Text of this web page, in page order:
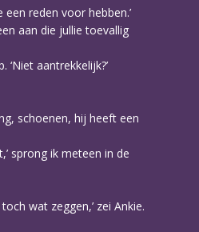
reden voor hebben.’
aan die jullie toevallig
‘Niet aantrekkelijk?’
schoenen, hij heeft een
sprong ik meteen in de
wat zeggen,’ zei Ankie.